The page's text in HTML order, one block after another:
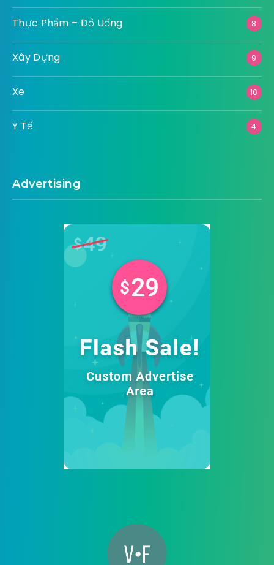
Thực Phẩm – Đồ Uống 8
Xây Dựng 9
Xe 10
Y Tế 4
Advertising